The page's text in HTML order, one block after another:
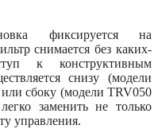
фиксируется на
снимается без каких-
к конструктивным
снизу (модели
сбоку (модели TRV050
заменить не только
управления.